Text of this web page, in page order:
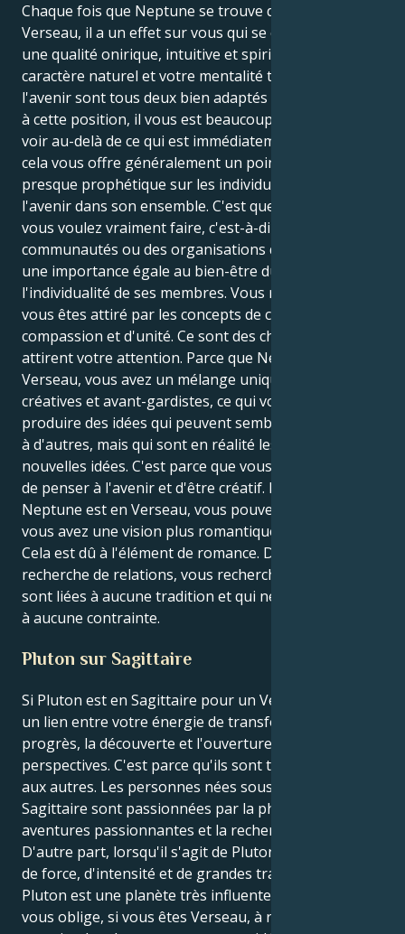
Chaque fois que Neptune se trouve dans le signe du
Verseau, il a un effet sur vous qui se caractérise par
une qualité onirique, intuitive et spirituelle. Votre
caractère naturel et votre mentalité tournée vers
l'avenir sont tous deux bien adaptés à cet effet. Grâce
à cette position, il vous est beaucoup plus facile de
voir au-delà de ce qui est immédiatement évident, et
cela vous offre généralement un point de vue qui est
presque prophétique sur les individus ainsi que sur
l'avenir dans son ensemble. C'est quelque chose que
vous voulez vraiment faire, c'est-à-dire établir des
communautés ou des organisations qui accordent
une importance égale au bien-être du groupe et à
l'individualité de ses membres. Vous remarquez que
vous êtes attiré par les concepts de créativité, de
compassion et d'unité. Ce sont des choses qui
attirent votre attention. Parce que Neptune est en
Verseau, vous avez un mélange unique de qualités
créatives et avant-gardistes, ce qui vous permet de
produire des idées qui peuvent sembler impossibles
à d'autres, mais qui sont en réalité les germes de
nouvelles idées. C'est parce que vous avez la capacité
de penser à l'avenir et d'être créatif. Lorsque
Neptune est en Verseau, vous pouvez découvrir que
vous avez une vision plus romantique des relations.
Cela est dû à l'élément de romance. Dans votre
recherche de relations, vous recherchez celles qui ne
sont liées à aucune tradition et qui ne sont soumises
à aucune contrainte.
Pluton sur Sagittaire
Si Pluton est en Sagittaire pour un Verseau, il existe
un lien entre votre énergie de transformation et le
progrès, la découverte et l'ouverture de nouvelles
perspectives. C'est parce qu'ils sont tous liés les uns
aux autres. Les personnes nées sous le signe du
Sagittaire sont passionnées par la philosophie, les
aventures passionnantes et la recherche de la vérité.
D'autre part, lorsqu'il s'agit de Pluton, il est question
de force, d'intensité et de grandes transformations.
Pluton est une planète très influente. Cette position
vous oblige, si vous êtes Verseau, à remettre en